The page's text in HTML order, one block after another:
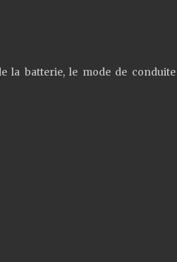
la batterie, le mode de